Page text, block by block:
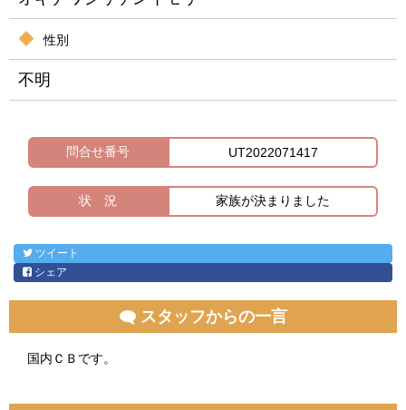
性別
不明
問合せ番号 UT2022071417
状 況 家族が決まりました
ツイート
シェア
スタッフからの一言
国内ＣＢです。